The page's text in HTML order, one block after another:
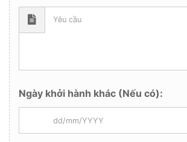
Ngày khởi hành khác (Nếu có):